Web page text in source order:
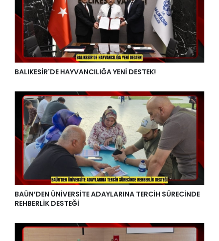
BALIKESİR'DE HAYVANCILIĞA YENİ DESTEK!
BAÜN’DEN ÜNİVERSİTE ADAYLARINA TERCİH SÜRECİNDE
REHBERLİK DESTEĞİ